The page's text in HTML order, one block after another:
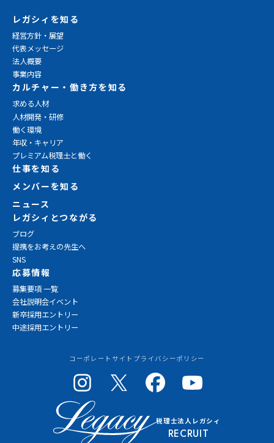
レガシィを知る
経営方針・展望
代表メッセージ
法人概要
事業内容
カルチャー・働き方を知る
求める人材
人材開発・研修
働く環境
年収・キャリア
プレミアム税理士と働く
仕事を知る
メンバーを知る
ニュース
レガシィとつながる
ブログ
提携をお考えの先生へ
SNS
応募情報
募集要項 一覧
会社説明会イベント
新卒採用エントリー
中途採用エントリー
コーポレートサイト プライバシーポリシー
税理士法人レガシィ
RECRUIT